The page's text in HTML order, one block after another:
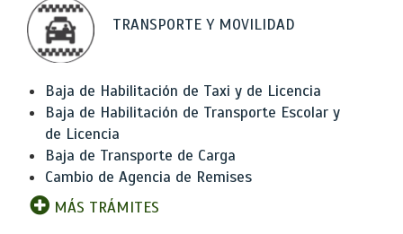
TRANSPORTE Y MOVILIDAD
Baja de Habilitación de Taxi y de Licencia
Baja de Habilitación de Transporte Escolar y
de Licencia
Baja de Transporte de Carga
Cambio de Agencia de Remises
MÁS TRÁMITES